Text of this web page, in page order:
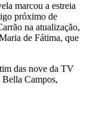
marcou a estreia
próximo de
na atualização,
de Fátima, que
das nove da TV
Campos,